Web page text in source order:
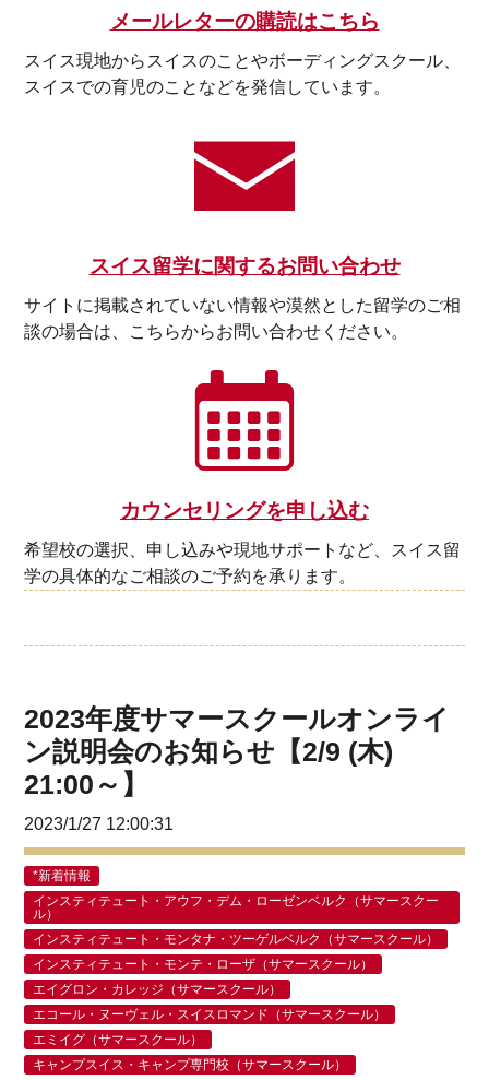
メールレターの購読はこちら
スイス現地からスイスのことやボーディングスクール、
スイスでの育児のことなどを発信しています。
スイス留学に関するお問い合わせ
サイトに掲載されていない情報や漠然とした留学のご相
談の場合は、こちらからお問い合わせください。
カウンセリングを申し込む
希望校の選択、申し込みや現地サポートなど、スイス留
学の具体的なご相談のご予約を承ります。
2023年度サマースクールオンライ
ン説明会のお知らせ【2/9 (木)
21:00～】
2023/1/27 12:00:31
*新着情報
インスティテュート・アウフ・デム・ローゼンベルク（サマースクー
ル）
インスティテュート・モンタナ・ツーゲルベルク（サマースクール）
インスティテュート・モンテ・ローザ（サマースクール）
エイグロン・カレッジ（サマースクール）
エコール・ヌーヴェル・スイスロマンド（サマースクール）
エミイグ（サマースクール）
キャンプスイス・キャンプ専門校（サマースクール）